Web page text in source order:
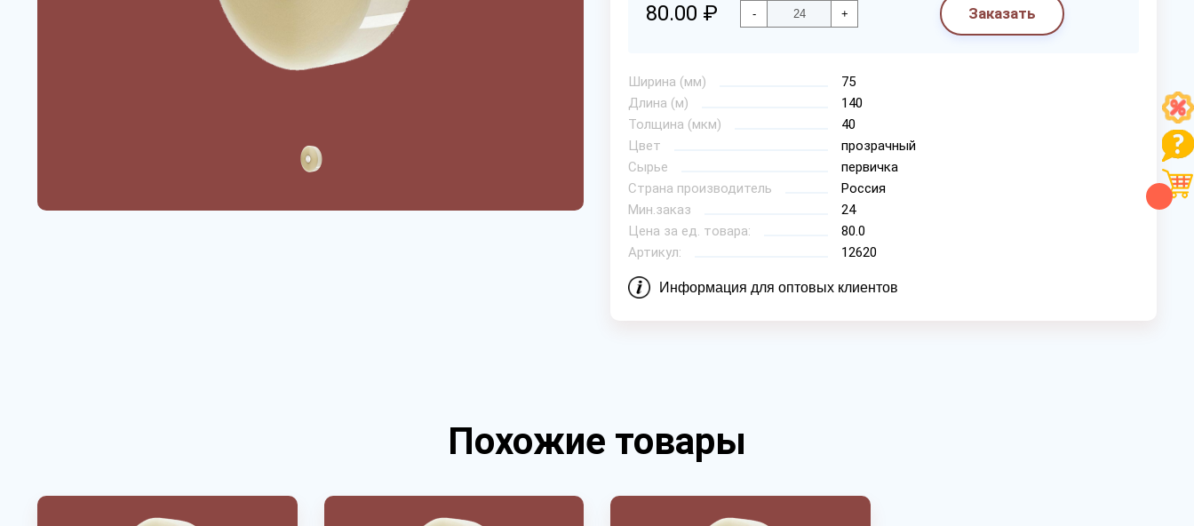
80.00 ₽ - + Заказать
Ширина (мм)
75
Длина (м)
140
Толщина (мкм)
40
Цвет
прозрачный
Сырье
первичка
Страна производитель
Россия
Мин.заказ
24
Цена за ед. товара:
80.0
Артикул:
12620
Информация для оптовых клиентов
Похожие товары